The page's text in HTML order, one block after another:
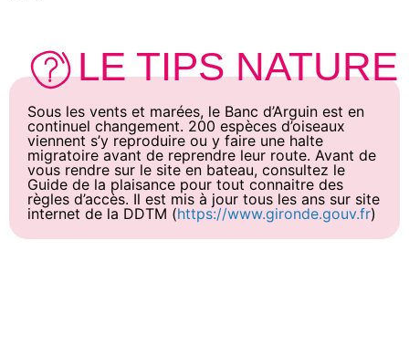
LE TIPS NATURE
Sous les vents et marées, le Banc d’Arguin est en
continuel changement. 200 espèces d’oiseaux
viennent s’y reproduire ou y faire une halte
migratoire avant de reprendre leur route. Avant de
vous rendre sur le site en bateau, consultez le
Guide de la plaisance pour tout connaitre des
règles d’accès. Il est mis à jour tous les ans sur site
internet de la DDTM (https://www.gironde.gouv.fr)